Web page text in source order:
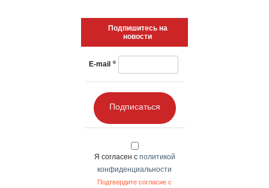
Подпишитесь на
новости
E-mail *
Подписаться
Я согласен с политикой
конфиденциальности
Подтвердите согласие с